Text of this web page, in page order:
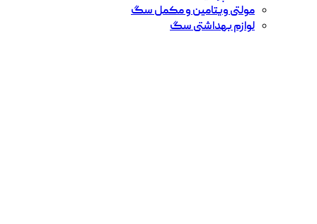
مولتی ویتامین و مکمل سگ
لوازم بهداشتی سگ